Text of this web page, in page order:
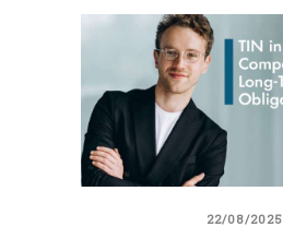
22/08/2025